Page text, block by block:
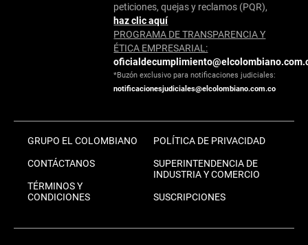
peticiones, quejas y reclamos (PQR),
haz clic aquí
PROGRAMA DE TRANSPARENCIA Y
ÉTICA EMPRESARIAL:
*Buzón exclusivo para notificaciones judiciales:
notificacionesjudiciales@elcolombiano.com.co
GRUPO EL COLOMBIANO
CONTÁCTANOS
TÉRMINOS Y
CONDICIONES
POLÍTICA DE PRIVACIDAD
SUPERINTENDENCIA DE
INDUSTRIA Y COMERCIO
SUSCRIPCIONES